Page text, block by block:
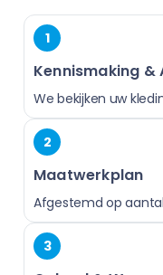
1
Kennismaking &
We bekijken uw
2
Maatwerkplan
Afgestemd op
3